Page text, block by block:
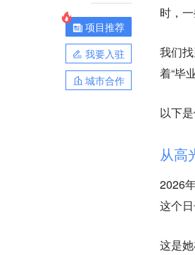
项目推荐
我要入驻
城市合作
时，
我们
着“毕
以下
从高
2026
这个日
这是